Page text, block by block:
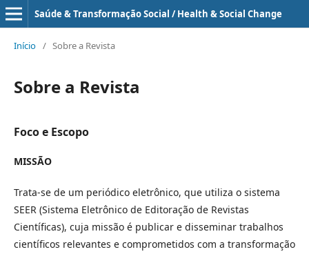
Saúde & Transformação Social / Health & Social Change
Início / Sobre a Revista
Sobre a Revista
Foco e Escopo
MISSÃO
Trata-se de um periódico eletrônico, que utiliza o sistema
SEER (Sistema Eletrônico de Editoração de Revistas
Científicas), cuja missão é publicar e disseminar trabalhos
científicos relevantes e comprometidos com a transformação